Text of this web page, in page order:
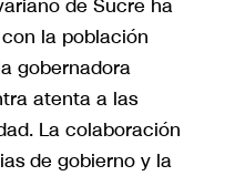
de Sucre ha
la población
gobernadora
atenta a las
La colaboración
de gobierno y la